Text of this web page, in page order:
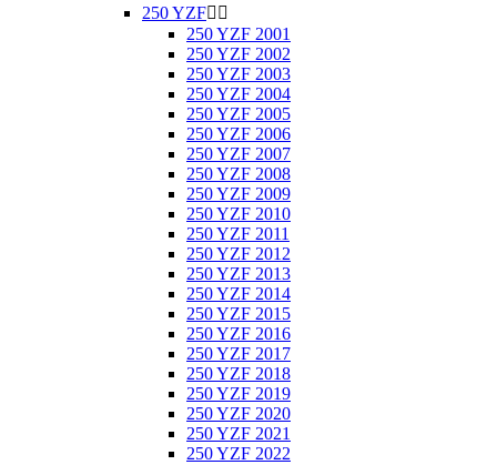
250 YZF 
250 YZF 2001
250 YZF 2002
250 YZF 2003
250 YZF 2004
250 YZF 2005
250 YZF 2006
250 YZF 2007
250 YZF 2008
250 YZF 2009
250 YZF 2010
250 YZF 2011
250 YZF 2012
250 YZF 2013
250 YZF 2014
250 YZF 2015
250 YZF 2016
250 YZF 2017
250 YZF 2018
250 YZF 2019
250 YZF 2020
250 YZF 2021
250 YZF 2022